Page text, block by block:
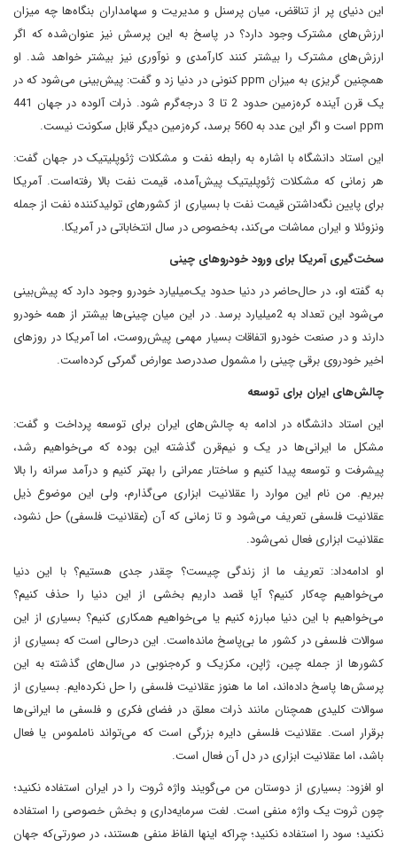
این دنیای پر از تناقض، میان پرسنل و مدیریت و سهامداران بنگاه‌ها چه میزان
ارزش‌های مشترک وجود دارد؟ در پاسخ به این پرسش نیز عنوان‌شده که اگر
ارزش‌های مشترک را بیشتر کنند کارآمدی و نوآوری نیز بیشتر خواهد شد. او
همچنین گریزی به میزان ppm کنونی در دنیا زد و گفت: پیش‌بینی می‌شود که در
یک قرن آینده کره‌زمین حدود 2 تا 3 درجه‌گرم شود. ذرات آلوده در جهان 441
ppm است و اگر این عدد به 560 برسد، کره‌زمین دیگر قابل سکونت نیست.
این استاد دانشگاه با اشاره به رابطه نفت و مشکلات ژئوپلیتیک در جهان گفت:
هر زمانی‌ که مشکلات ژئوپلیتیک پیش‌آمده، قیمت نفت بالا رفته‌است. آمریکا
برای پایین نگه‌داشتن قیمت نفت با بسیاری از کشورهای تولیدکننده نفت از جمله
ونزوئلا و ایران مماشات می‌کند، به‌خصوص در سال‌ انتخاباتی در آمریکا.
سخت‌گیری آمریکا برای ورود خودروهای چینی
به گفته او، در حال‌حاضر در دنیا حدود یک‌میلیارد خودرو وجود دارد که پیش‌بینی
می‌شود این تعداد به 2‌میلیارد برسد. در این میان چینی‌ها بیشتر از همه خودرو
دارند و در صنعت خودرو اتفاقات بسیار مهمی پیش‌روست، اما آمریکا در روزهای
اخیر خودروی برقی چینی را مشمول صددرصد عوارض گمرکی کرده‌است.
چالش‌های ایران برای توسعه
این استاد دانشگاه در ادامه به چالش‌های ایران برای توسعه پرداخت و گفت:
مشکل ما ایرانی‌ها در یک و نیم‌قرن گذشته این بوده که می‌خواهیم رشد،
پیشرفت و توسعه پیدا کنیم و ساختار عمرانی را بهتر کنیم و درآمد سرانه را بالا
ببریم. من نام این موارد را عقلانیت ابزاری می‌گذارم، ولی این موضوع ذیل
عقلانیت فلسفی تعریف می‌شود و تا زمانی که آن (عقلانیت فلسفی) حل نشود،
عقلانیت ابزاری فعال نمی‌شود.
او ادامه‌داد: تعریف ما از زندگی چیست؟ چقدر جدی هستیم؟ با این دنیا
می‌خواهیم چه‌کار کنیم؟ آیا قصد داریم بخشی از این دنیا را حذف کنیم؟
می‌خواهیم با این دنیا مبارزه کنیم یا می‌خواهیم همکاری کنیم؟ بسیاری از این
سوالات فلسفی در کشور ما بی‏‏‏‌پاسخ مانده‌است. این درحالی است که بسیاری از
کشورها از جمله چین، ژاپن، مکزیک و کره‌جنوبی در سال‌های گذشته به این
پرسش‏‏‏‌ها پاسخ‌ داده‌اند، اما ما هنوز عقلانیت فلسفی را حل نکرده‌ایم. بسیاری از
سوالات کلیدی همچنان مانند ذرات معلق در فضای فکری و فلسفی ما ایرانی‌ها
برقرار است. عقلانیت فلسفی دایره بزرگی است که می‌تواند ناملموس یا فعال
باشد، اما عقلانیت ابزاری در دل آن فعال است.
او افزود: بسیاری از دوستان من می‌گویند واژه ثروت را در ایران استفاده نکنید؛
چون ثروت یک واژه منفی است. لغت سرمایه‌داری و بخش‌ خصوصی را استفاده
نکنید؛ سود را استفاده نکنید؛ چراکه اینها الفاظ منفی هستند، در صورتی‌که جهان